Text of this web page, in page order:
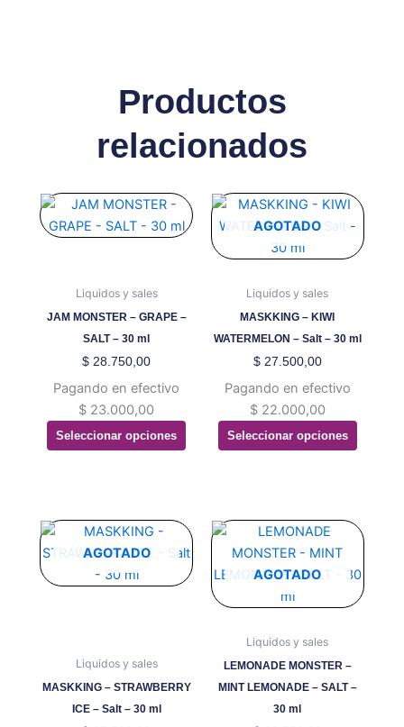
Productos
relacionados
Liquidos y sales
JAM MONSTER – GRAPE –
SALT – 30 ml
$ 28.750,00
Pagando en efectivo
$ 23.000,00
Seleccionar opciones
Este
producto
variantes.
Las
opciones
se
elegir
en
la
AGOTADO
Liquidos y sales
MASKKING – KIWI
WATERMELON – Salt – 30 ml
$27.500,00
Pagando en efectivo
$22.000,00
Seleccionar opciones
Este
producto
tiene
variantes.
Las
opciones
se
elegir
en
la
AGOTADO
Liquidos y sales
MASKKING – STRAWBERRY
ICE – Salt – 30 ml
Este
producto
tiene
opciones
se
pueden
AGOTADO
Liquidos y sales
LEMONADE MONSTER –
MINT LEMONADE – SALT –
30 ml
Este
producto
tiene
múltiples
Las
opciones
se
pueden